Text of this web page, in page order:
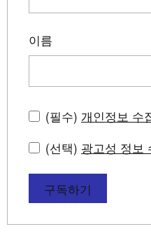
이름
(필수) 개인정보 수
(선택) 광고성 정보
구독하기